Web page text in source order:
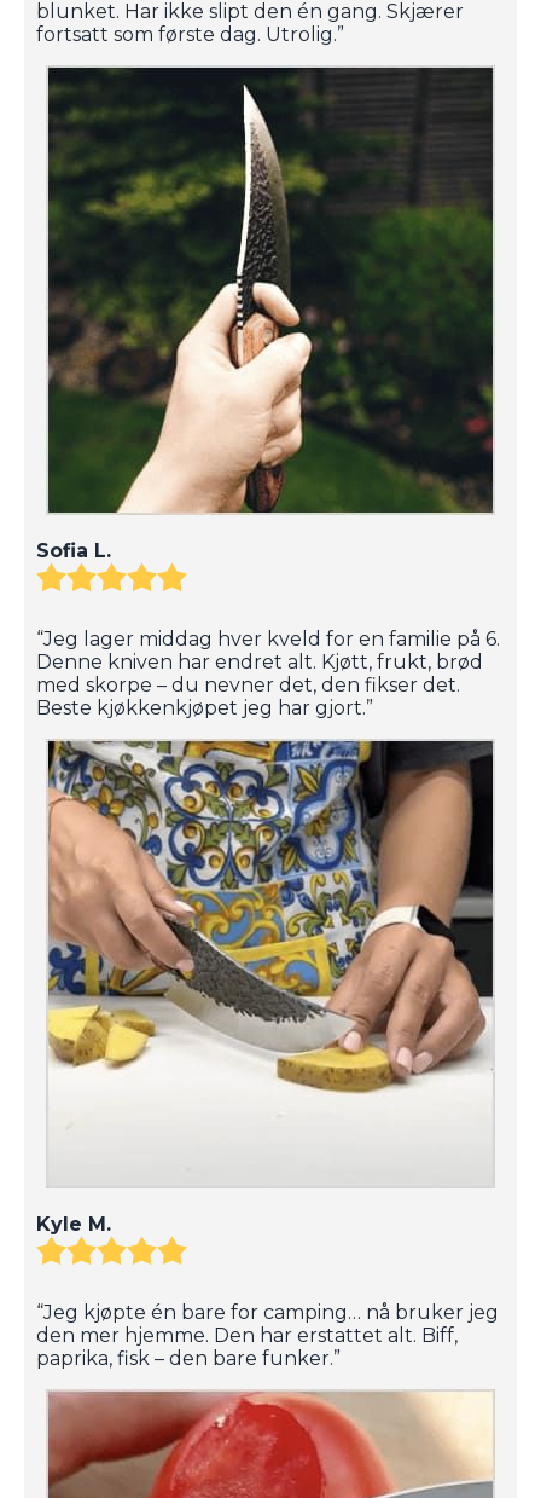
blunket. Har ikke slipt den én gang. Skjærer
fortsatt som første dag. Utrolig.”
Sofia L.
“Jeg lager middag hver kveld for en familie på 6.
Denne kniven har endret alt. Kjøtt, frukt, brød
med skorpe – du nevner det, den fikser det.
Beste kjøkkenkjøpet jeg har gjort.”
Kyle M.
“Jeg kjøpte én bare for camping… nå bruker jeg
den mer hjemme. Den har erstattet alt. Biff,
paprika, fisk – den bare funker.”